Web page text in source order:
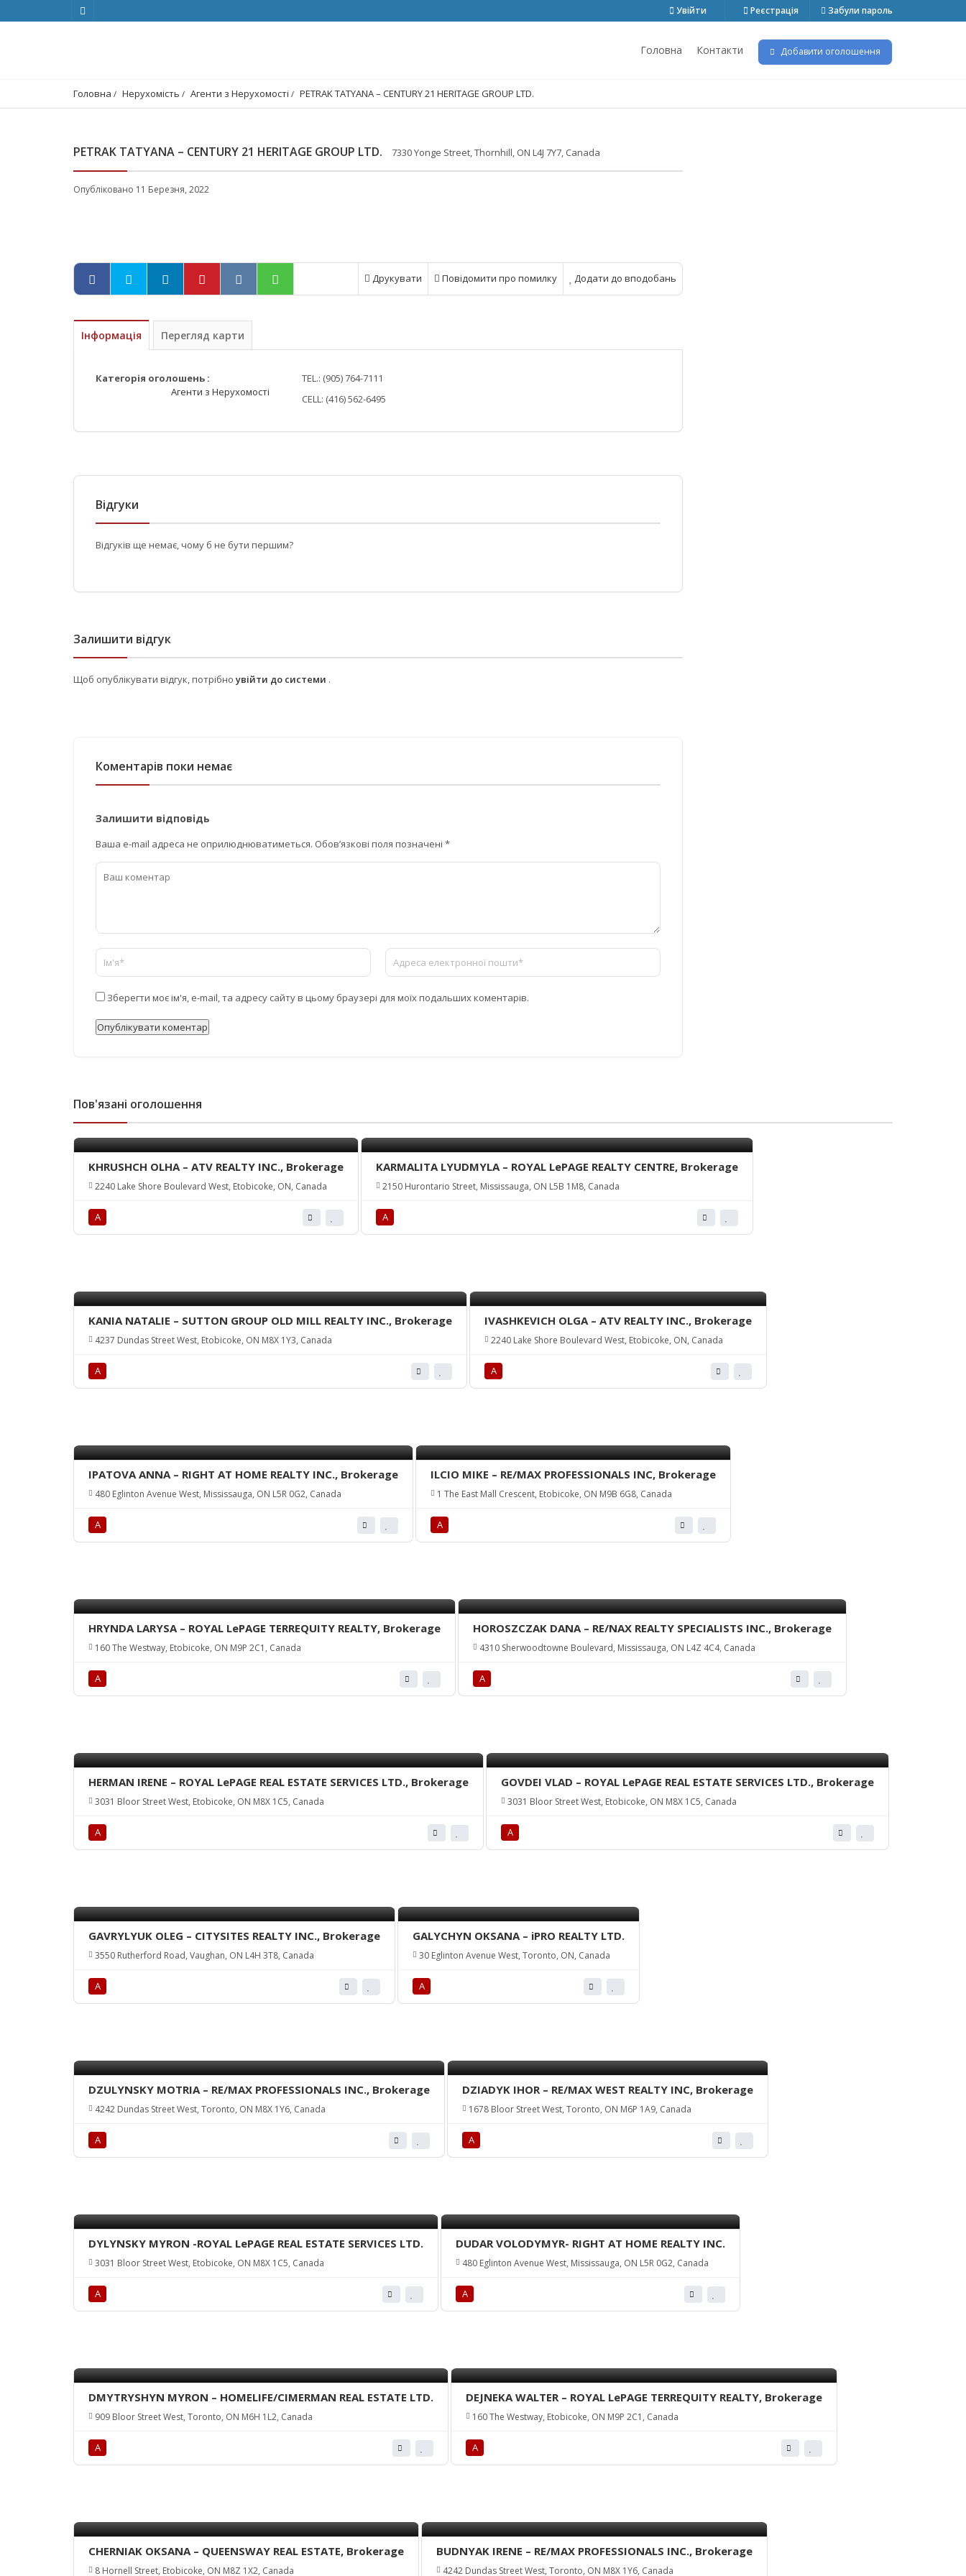
Увійти Реєстрація Забули пароль
Головна Контакти Добавити оголошення
Головна Нерухомість Агенти з Нерухомості PETRAK TATYANA – CENTURY 21 HERITAGE GROUP LTD.
PETRAK TATYANA – CENTURY 21 HERITAGE GROUP LTD. 7330 Yonge Street, Thornhill, ON L4J 7Y7, Canada
Опубліковано 11 Березня, 2022
Додати до вподобань
Повідомити про помилку
Друкувати
Інформація Перегляд карти
Категорія оголошень :
Агенти з Нерухомості
TEL.: (905) 764-7111
CELL: (416) 562-6495
Відгуки
Відгуків ще немає, чому б не бути першим?
Залишити відгук
Щоб опублікувати відгук, потрібно увійти до системи .
Коментарів поки немає
Залишити відповідь
Ваша e-mail адреса не оприлюднюватиметься. Обов’язкові поля позначені *
Зберегти моє ім'я, e-mail, та адресу сайту в цьому браузері для моїх подальших коментарів.
Пов'язані оголошення
KHRUSHCH OLHA – ATV REALTY INC., Brokerage
2240 Lake Shore Boulevard West, Etobicoke, ON, Canada
А
KARMALITA LYUDMYLA – ROYAL LePAGE REALTY CENTRE, Brokerage
2150 Hurontario Street, Mississauga, ON L5B 1M8, Canada
А
KANIA NATALIE – SUTTON GROUP OLD MILL REALTY INC., Brokerage
4237 Dundas Street West, Etobicoke, ON M8X 1Y3, Canada
А
IVASHKEVICH OLGA – ATV REALTY INC., Brokerage
2240 Lake Shore Boulevard West, Etobicoke, ON, Canada
А
IPATOVA ANNA – RIGHT AT HOME REALTY INC., Brokerage
480 Eglinton Avenue West, Mississauga, ON L5R 0G2, Canada
А
ILCIO MIKE – RE/MAX PROFESSIONALS INC, Brokerage
1 The East Mall Crescent, Etobicoke, ON M9B 6G8, Canada
А
HRYNDA LARYSA – ROYAL LePAGE TERREQUITY REALTY, Brokerage
160 The Westway, Etobicoke, ON M9P 2C1, Canada
А
HOROSZCZAK DANA – RE/NAX REALTY SPECIALISTS INC., Brokerage
4310 Sherwoodtowne Boulevard, Mississauga, ON L4Z 4C4, Canada
А
HERMAN IRENE – ROYAL LePAGE REAL ESTATE SERVICES LTD., Brokerage
3031 Bloor Street West, Etobicoke, ON M8X 1C5, Canada
А
GOVDEI VLAD – ROYAL LePAGE REAL ESTATE SERVICES LTD., Brokerage
3031 Bloor Street West, Etobicoke, ON M8X 1C5, Canada
А
GAVRYLYUK OLEG – CITYSITES REALTY INC., Brokerage
3550 Rutherford Road, Vaughan, ON L4H 3T8, Canada
А
GALYCHYN OKSANA – iPRO REALTY LTD.
30 Eglinton Avenue West, Toronto, ON, Canada
А
DZULYNSKY MOTRIA – RE/MAX PROFESSIONALS INC., Brokerage
4242 Dundas Street West, Toronto, ON M8X 1Y6, Canada
А
DZIADYK IHOR – RE/MAX WEST REALTY INC, Brokerage
1678 Bloor Street West, Toronto, ON M6P 1A9, Canada
А
DYLYNSKY MYRON -ROYAL LePAGE REAL ESTATE SERVICES LTD.
3031 Bloor Street West, Etobicoke, ON M8X 1C5, Canada
А
DUDAR VOLODYMYR- RIGHT AT HOME REALTY INC.
480 Eglinton Avenue West, Mississauga, ON L5R 0G2, Canada
А
DMYTRYSHYN MYRON – HOMELIFE/CIMERMAN REAL ESTATE LTD.
909 Bloor Street West, Toronto, ON M6H 1L2, Canada
А
DEJNEKA WALTER – ROYAL LePAGE TERREQUITY REALTY, Brokerage
160 The Westway, Etobicoke, ON M9P 2C1, Canada
А
CHERNIAK OKSANA – QUEENSWAY REAL ESTATE, Brokerage
8 Hornell Street, Etobicoke, ON M8Z 1X2, Canada
BUDNYAK IRENE – RE/MAX PROFESSIONALS INC., Brokerage
4242 Dundas Street West, Toronto, ON M8X 1Y6, Canada